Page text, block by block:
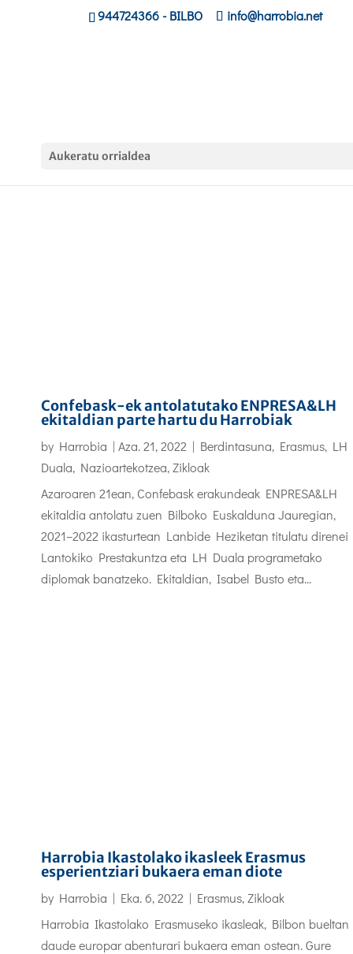
944724366- BILBO info@harrobia.net
Aukeratu orrialdea
Confebask-ek antolatutako ENPRESA&LH
ekitaldian parte hartu du Harrobiak
by Harrobia | Aza. 21, 2022 | Berdintasuna, Erasmus, LH
Duala, Nazioartekotzea,Zikloak
Azaroaren 21ean, Confebask erakundeak ENPRESA&LH
ekitaldia antolatu zuen Bilboko Euskalduna Jauregian,
2021–2022 ikasturtean Lanbide Heziketan titulatu direnei
Lantokiko Prestakuntza eta LH Duala programetako
diplomak banatzeko. Ekitaldian, Isabel Busto eta...
Harrobia Ikastolako ikasleek Erasmus
esperientziari bukaera eman diote
by Harrobia | Eka. 6, 2022 | Erasmus,Zikloak
Harrobia Ikastolako Erasmuseko ikasleak, Bilbon bueltan
daude europar abenturari bukaera eman ostean. Gure